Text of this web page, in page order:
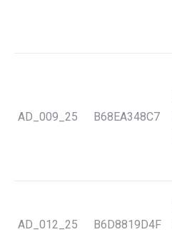
AD_009_25 B68EA348C7
AD_012_25 B6D8819D4F